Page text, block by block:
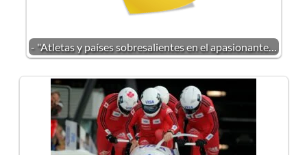
- "Atletas y países sobresalientes en el apasionante…